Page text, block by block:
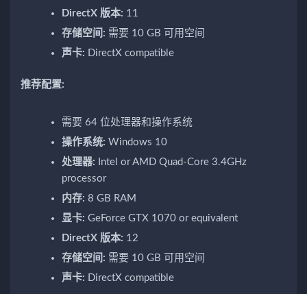
DirectX 版本: 11
存储空间: 需要 10 GB 可用空间
声卡: DirectX compatible
推荐配置:
需要 64 位处理器和操作系统
操作系统: Windows 10
处理器: Intel or AMD Quad-Core 3.4GHz
processor
内存: 8 GB RAM
显卡: GeForce GTX 1070 or equivalent
DirectX 版本: 12
存储空间: 需要 10 GB 可用空间
声卡: DirectX compatible